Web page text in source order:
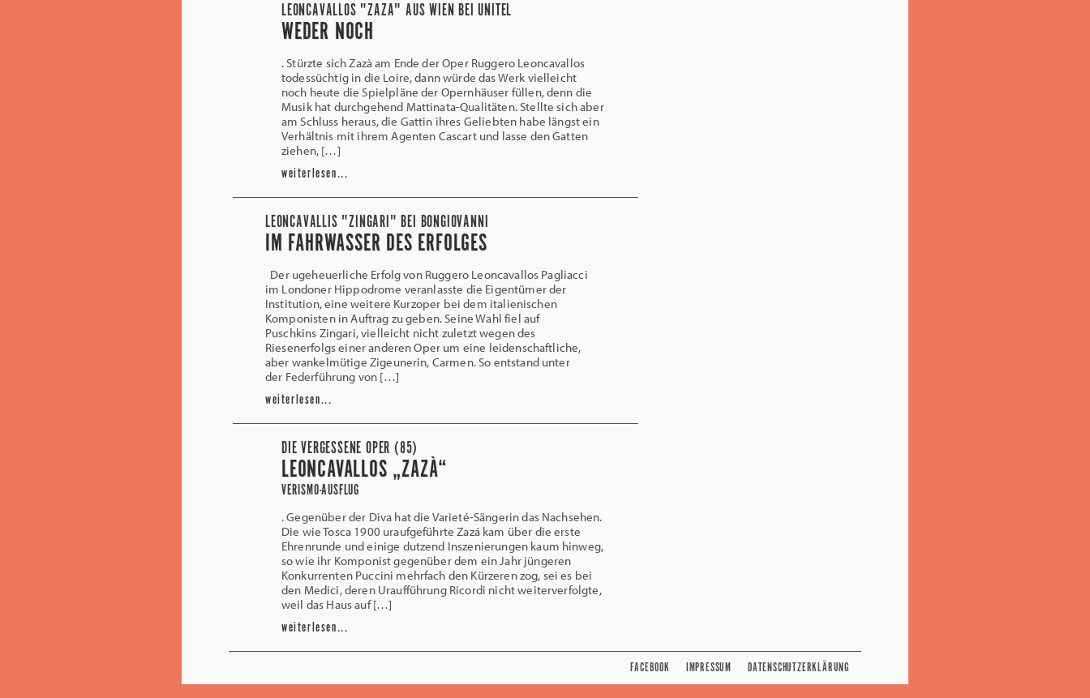
LEONCAVALLOS "ZAZA" AUS WIEN BEI UNITEL
WEDER NOCH
. Stürzte sich Zazà am Ende der Oper Ruggero Leoncavallos
todessüchtig in die Loire, dann würde das Werk vielleicht
noch heute die Spielpläne der Opernhäuser füllen, denn die
Musik hat durchgehend Mattinata-Qualitäten. Stellte sich aber
am Schluss heraus, die Gattin ihres Geliebten habe längst ein
Verhältnis mit ihrem Agenten Cascart und lasse den Gatten
ziehen, […]
weiterlesen...
LEONCAVALLIS "ZINGARI" BEI BONGIOVANNI
IM FAHRWASSER DES ERFOLGES
Der ugeheuerliche Erfolg von Ruggero Leoncavallos Pagliacci
im Londoner Hippodrome veranlasste die Eigentümer der
Institution, eine weitere Kurzoper bei dem italienischen
Komponisten in Auftrag zu geben. Seine Wahl fiel auf
Puschkins Zingari, vielleicht nicht zuletzt wegen des
Riesenerfolgs einer anderen Oper um eine leidenschaftliche,
aber wankelmütige Zigeunerin, Carmen. So entstand unter
der Federführung von […]
weiterlesen...
DIE VERGESSENE OPER (85)
LEONCAVALLOS „ZAZÀ“
VERISMO-AUSFLUG
. Gegenüber der Diva hat die Varieté-Sängerin das Nachsehen.
Die wie Tosca 1900 uraufgeführte Zazá kam über die erste
Ehrenrunde und einige dutzend Inszenierungen kaum hinweg,
so wie ihr Komponist gegenüber dem ein Jahr jüngeren
Konkurrenten Puccini mehrfach den Kürzeren zog, sei es bei
den Medici, deren Uraufführung Ricordi nicht weiterverfolgte,
weil das Haus auf […]
weiterlesen...
DATENSCHUTZERKLÄRUNG
IMPRESSUM
FACEBOOK